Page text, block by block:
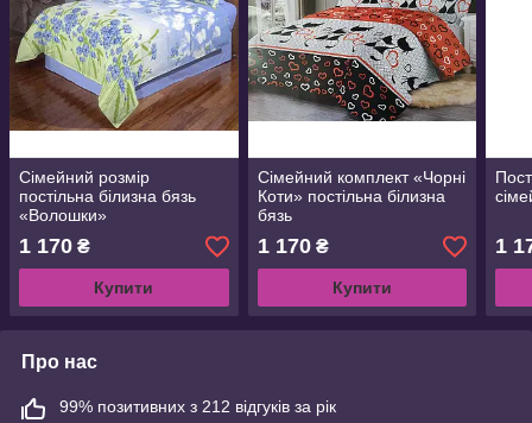
Сімейний розмір
постільна білизна бязь
«Волошки»
1 170 ₴
Купити
Сімейний комплект «Чорні
Коти» постільна білизна
бязь
1 170₴
Купити
1
Про нас
99% позитивних з 212 відгуків за рік